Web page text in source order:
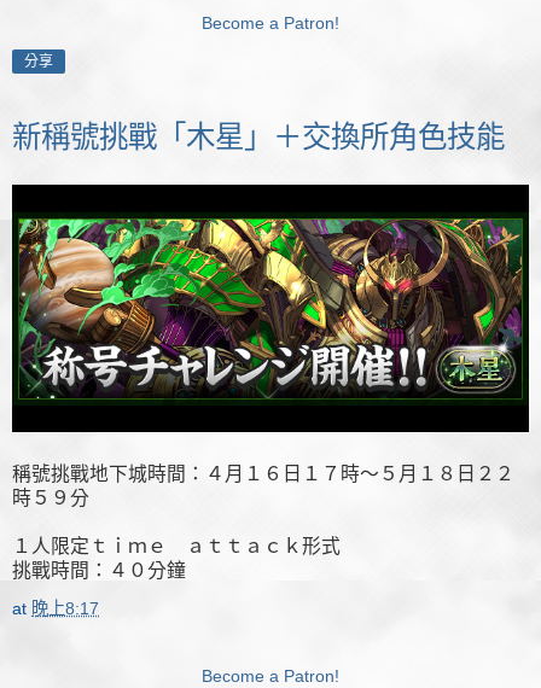
Become a Patron!
分享
新稱號挑戰「木星」＋交換所角色技能
稱號挑戰地下城時間：４月１６日１７時～５月１８日２２
時５９分
１人限定ｔｉｍｅ ａｔｔａｃｋ形式
挑戰時間：４０分鐘
at 晚上8:17
Become a Patron!